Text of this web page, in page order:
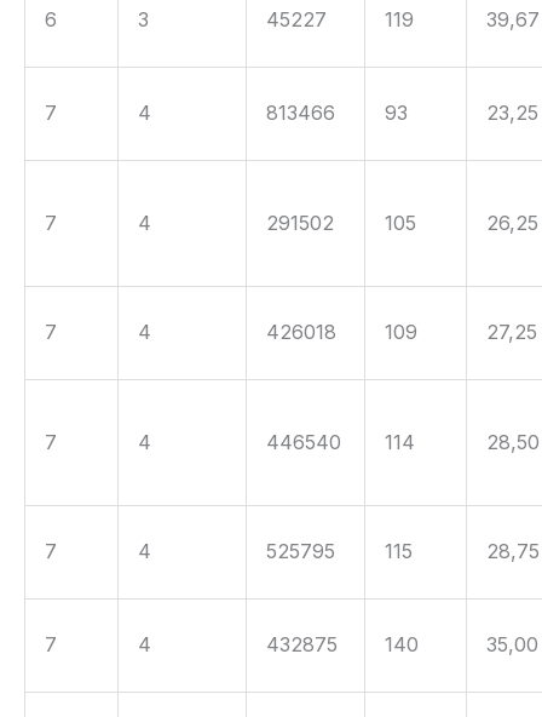
6 3 45227 119 39,67
7 4 813466 93 23,25
7 4 291502 105 26,25
7 4 426018 109 27,25
7 4 446540 114 28,50
7 4 525795 115 28,75
7 4 432875 140 35,00